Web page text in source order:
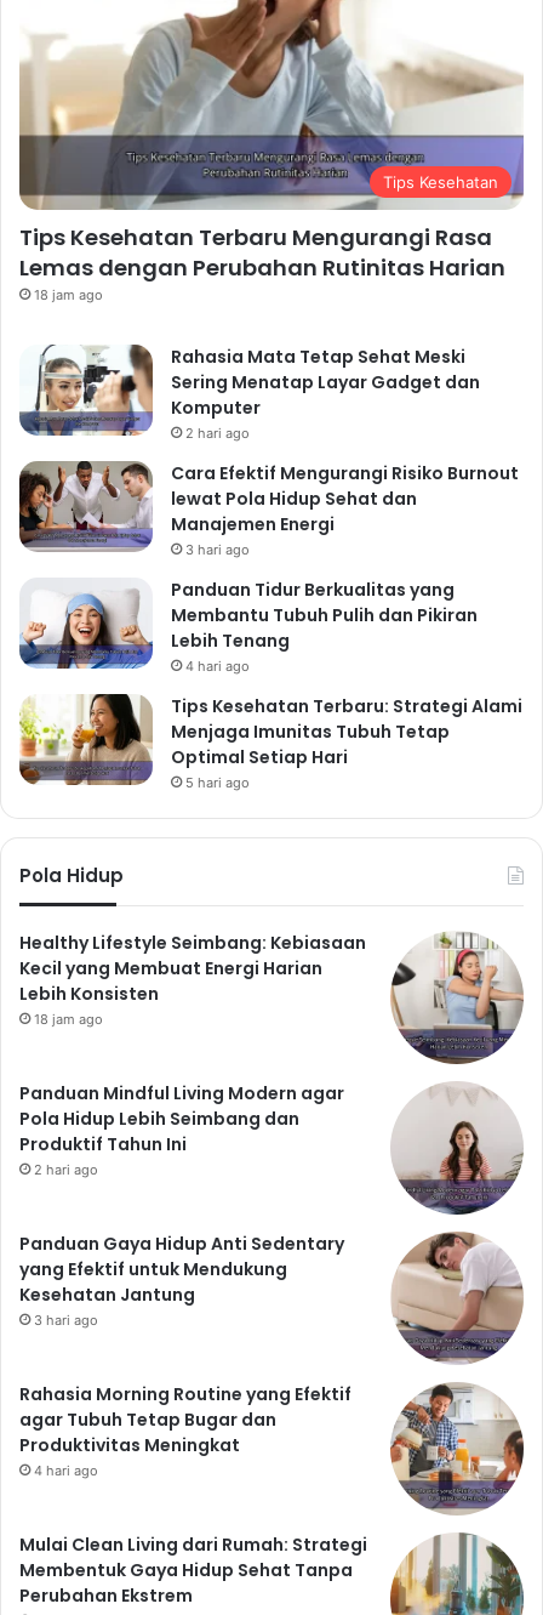
Tips Kesehatan
Tips Kesehatan Terbaru Mengurangi Rasa
Lemas dengan Perubahan Rutinitas Harian
18 jam ago
Rahasia Mata Tetap Sehat Meski
Sering Menatap Layar Gadget dan
Komputer
2 hari ago
Cara Efektif Mengurangi Risiko Burnout
lewat Pola Hidup Sehat dan
Manajemen Energi
3 hari ago
Panduan Tidur Berkualitas yang
Membantu Tubuh Pulih dan Pikiran
Lebih Tenang
4 hari ago
Tips Kesehatan Terbaru: Strategi Alami
Menjaga Imunitas Tubuh Tetap
Optimal Setiap Hari
5 hari ago
Pola Hidup
Healthy Lifestyle Seimbang: Kebiasaan
Kecil yang Membuat Energi Harian
Lebih Konsisten
18 jam ago
Panduan Mindful Living Modern agar
Pola Hidup Lebih Seimbang dan
Produktif Tahun Ini
2 hari ago
Panduan Gaya Hidup Anti Sedentary
yang Efektif untuk Mendukung
Kesehatan Jantung
3 hari ago
Rahasia Morning Routine yang Efektif
agar Tubuh Tetap Bugar dan
Produktivitas Meningkat
4 hari ago
Mulai Clean Living dari Rumah: Strategi
Membentuk Gaya Hidup Sehat Tanpa
Perubahan Ekstrem